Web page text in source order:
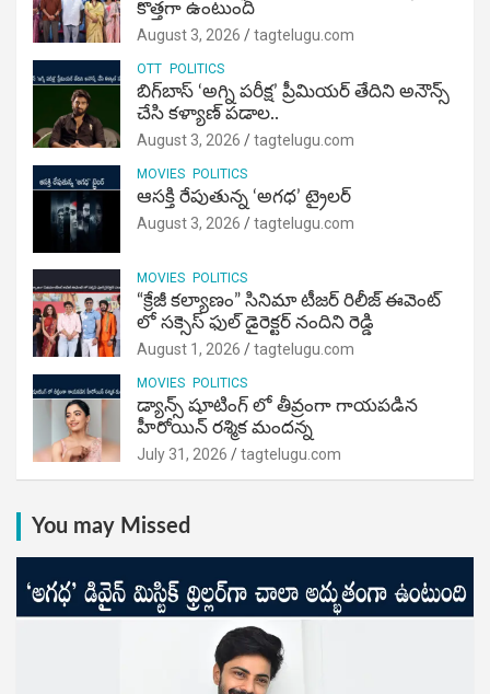
కొత్తగా ఉంటుంది
August 3, 2026 tagtelugu.com
OTT POLITICS
బిగ్‌బాస్ ‘అగ్ని ప‌రీక్ష‌’ ప్రీమియర్ తేదిని అనౌన్స్
చేసి కళ్యాణ్ పడాల..
August 3, 2026 tagtelugu.com
MOVIES POLITICS
ఆసక్తి రేపుతున్న ‘అగధ’ ట్రైలర్
August 3, 2026 tagtelugu.com
MOVIES POLITICS
“క్రేజీ కల్యాణం” సినిమా టీజర్ రిలీజ్ ఈవెంట్
లో సక్సెస్ ఫుల్ డైరెక్టర్ నందిని రెడ్డి
August 1, 2026 tagtelugu.com
MOVIES POLITICS
డ్యాన్స్ షూటింగ్ లో తీవ్రంగా గాయపడిన
హీరోయిన్ రశ్మిక మందన్న
July 31, 2026 tagtelugu.com
You may Missed